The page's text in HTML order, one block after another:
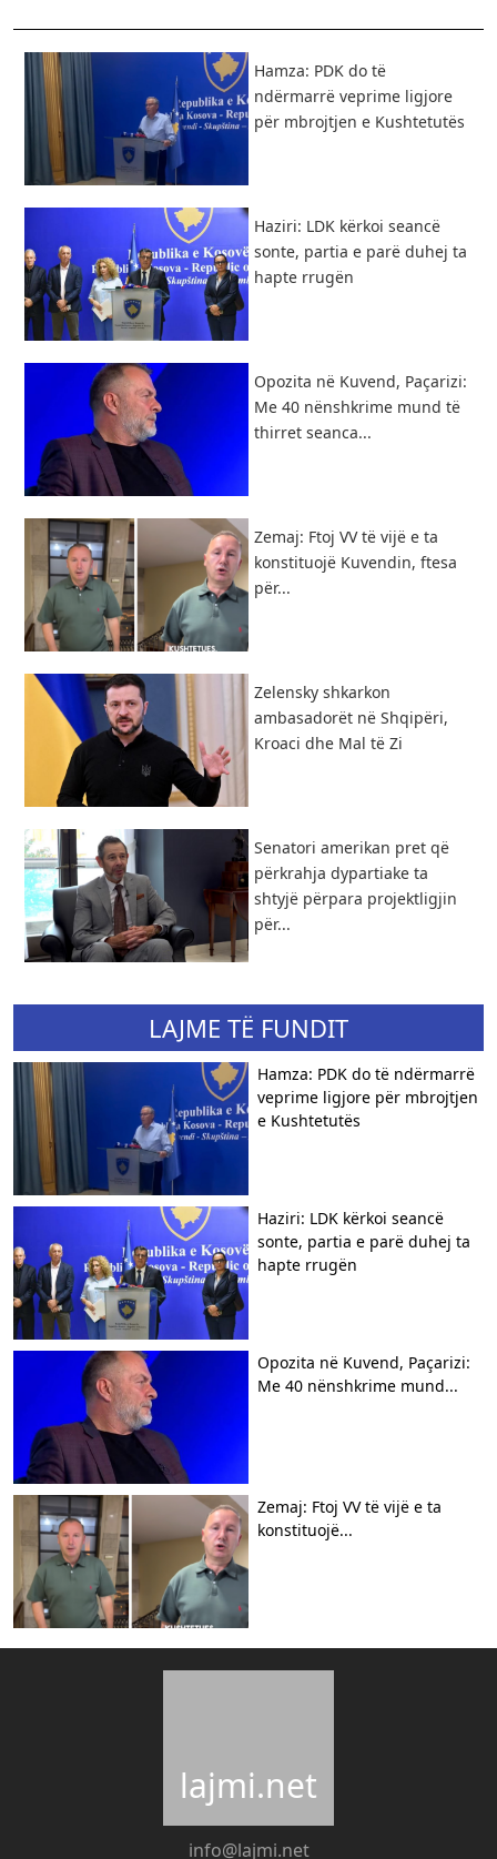
Hamza: PDK do të
ndërmarrë veprime ligjore
për mbrojtjen e Kushtetutës
Haziri: LDK kërkoi seancë
sonte, partia e parë duhej ta
hapte rrugën
Opozita në Kuvend, Paçarizi:
Me 40 nënshkrime mund të
thirret seanca...
Zemaj: Ftoj VV të vijë e ta
konstituojë Kuvendin, ftesa
për...
Zelensky shkarkon
ambasadorët në Shqipëri,
Kroaci dhe Mal të Zi
Senatori amerikan pret që
përkrahja dypartiake ta
shtyjë përpara projektligjin
për...
LAJME TË FUNDIT
Hamza: PDK do të ndërmarrë
veprime ligjore për mbrojtjen
e Kushtetutës
Haziri: LDK kërkoi seancë
sonte, partia e parë duhej ta
hapte rrugën
Opozita në Kuvend, Paçarizi:
Me 40 nënshkrime mund...
Zemaj: Ftoj VV të vijë e ta
konstituojë...
lajmi.net
info@lajmi.net